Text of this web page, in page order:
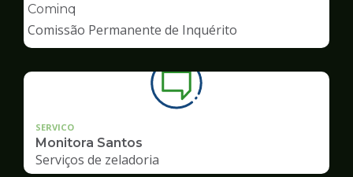
de
Ouvidoria
Cominq
Comissão Permanente de Inquérito
SERVICO
Monitora Santos
Serviços de zeladoria